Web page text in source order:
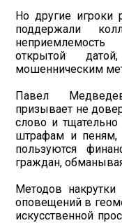
Но другие игроки
поддержали
открытой
мошенническим
Павел
призывает не
слово и
штрафам и пеням,
пользуются
граждан,
Методов
оповещений в
искусственной